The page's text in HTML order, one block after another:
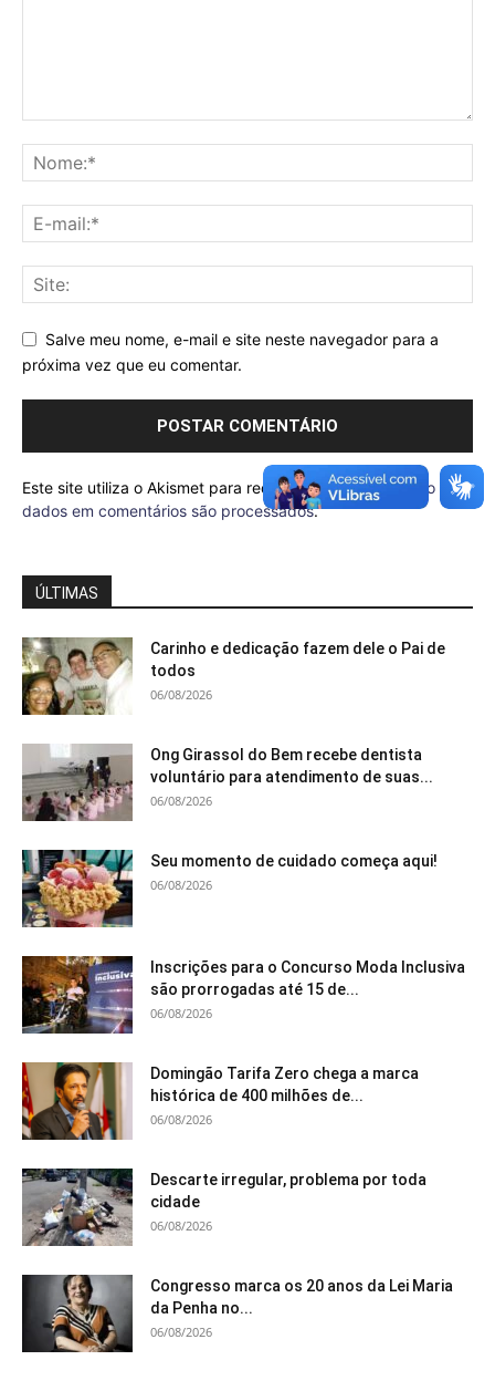
Salve meu nome, e-mail e site neste navegador para a
próxima vez que eu comentar.
Este site utiliza o Akismet para reduzir spam.Saiba como seus
dados em comentários são processados.
ÚLTIMAS
Carinho e dedicação fazem dele o Pai de
todos
06/08/2026
Ong Girassol do Bem recebe dentista
voluntário para atendimento de suas...
06/08/2026
Seu momento de cuidado começa aqui!
06/08/2026
Inscrições para o Concurso Moda Inclusiva
são prorrogadas até 15 de...
06/08/2026
Domingão Tarifa Zero chega a marca
histórica de 400 milhões de...
06/08/2026
Descarte irregular, problema por toda
cidade
06/08/2026
Congresso marca os 20 anos da Lei Maria
da Penha no...
06/08/2026